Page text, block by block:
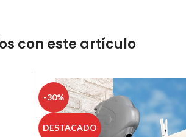
con este artículo
-30%
DESTACADO